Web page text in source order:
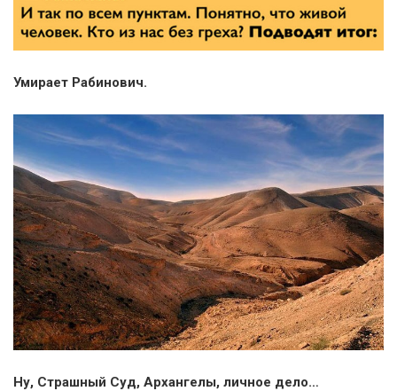
Умирает Рабинович.
Ну, Страшный Суд, Архангелы, личное дело…